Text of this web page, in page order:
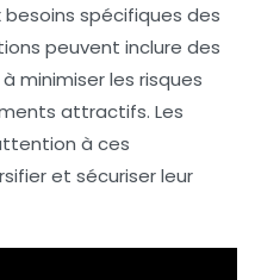
spécifiques des
peuvent inclure des
minimiser les risques
attractifs. Les
à ces
et sécuriser leur